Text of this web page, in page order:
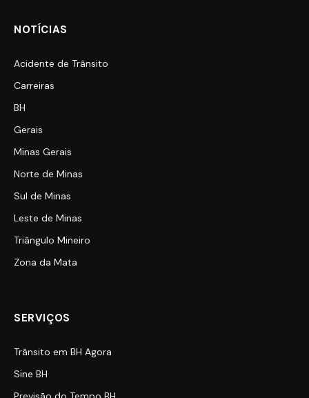
NOTÍCIAS
Acidente de Trânsito
Carreiras
BH
Gerais
Minas Gerais
Norte de Minas
Sul de Minas
Leste de Minas
Triângulo Mineiro
Zona da Mata
SERVIÇOS
Trânsito em BH Agora
Sine BH